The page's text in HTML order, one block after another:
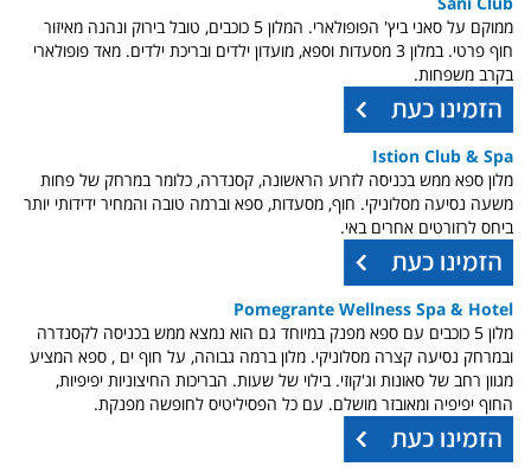
ממוקם על סאני ביץ' הפופולארי. המלון 5 כוכבים, טובל בירוק ונהנה מאיזור
חוף פרטי. במלון 3 מסעדות וספא, מועדון ילדים ובריכת ילדים. מאד פופולארי
בקרב משפחות.
Istion Club & Spa
מלון ספא ממש בכניסה לזרוע הראשונה, קסנדרה, כלומר במרחק של פחות
משעה נסיעה מסלוניקי. חוף, מסעדות, ספא וברמה טובה והמחיר ידידותי יותר
ביחס לרזורטים אחרים באי.
Pomegrante Wellness Spa & Hotel
מלון 5 כוכבים עם ספא מפנק במיוחד גם הוא נמצא ממש בכניסה לקסנדרה
ובמרחק נסיעה קצרה מסלוניקי. מלון ברמה גבוהה, על חוף ים , ספא המציע
מגוון רחב של סאונות וג'קוזי. בילוי של שעות. הבריכות החיצוניות יפיפיות,
החוף יפיפיה ומאובזר מושלם. עם כל הפסיליטיס לחופשה מפנקת.